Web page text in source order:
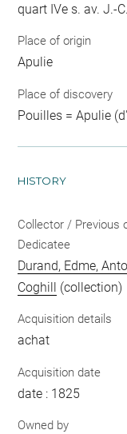
quart IVe s. av. J.-
Place of origin
Apulie
Place of discovery
Pouilles = Apulie
HISTORY
Collector / Previous
Dedicatee
Durand, Edme,
Coghill (collection)
Acquisition details
achat
Acquisition date
date : 1825
Owned by